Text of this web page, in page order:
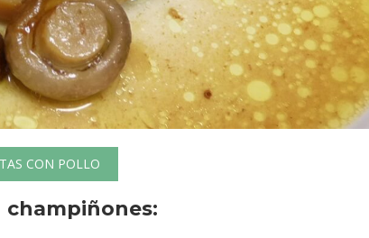
CON POLLO